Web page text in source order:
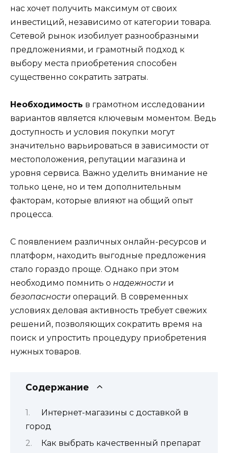
нас хочет получить максимум от своих
инвестиций, независимо от категории товара.
Сетевой рынок изобилует разнообразными
предложениями, и грамотный подход к
выбору места приобретения способен
существенно сократить затраты.
Необходимость в грамотном исследовании
вариантов является ключевым моментом. Ведь
доступность и условия покупки могут
значительно варьироваться в зависимости от
местоположения, репутации магазина и
уровня сервиса. Важно уделить внимание не
только цене, но и тем дополнительным
факторам, которые влияют на общий опыт
процесса.
С появлением различных онлайн-ресурсов и
платформ, находить выгодные предложения
стало гораздо проще. Однако при этом
необходимо помнить о надежности и
безопасности операций. В современных
условиях деловая активность требует свежих
решений, позволяющих сократить время на
поиск и упростить процедуру приобретения
нужных товаров.
Содержание
Интернет-магазины с доставкой в
город
Как выбрать качественный препарат